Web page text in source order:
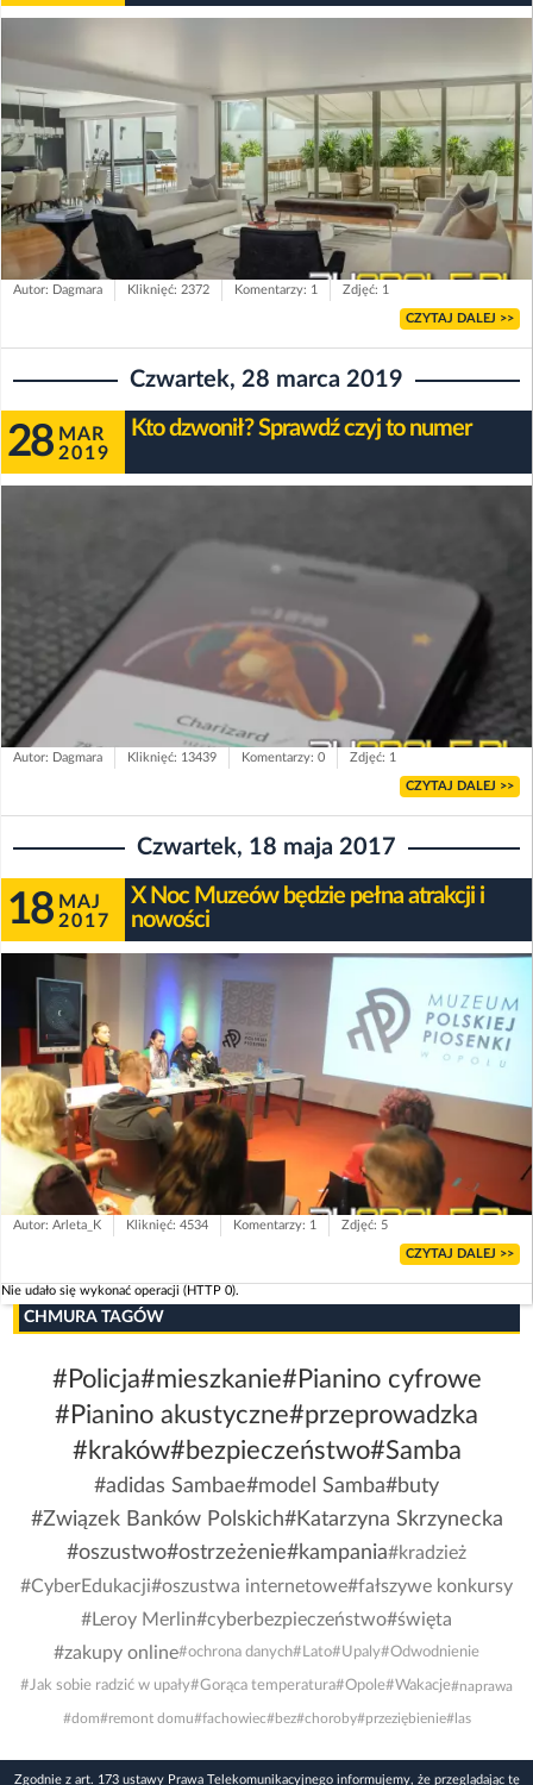
Autor: Dagmara Kliknięć: 2372 Komentarzy: 1 Zdjęć: 1
CZYTAJ DALEJ >>
Czwartek, 28 marca 2019
28 MAR
2019
Kto dzwonił? Sprawdź czyj to numer
Autor: Dagmara Kliknięć: 13439 Komentarzy: 0 Zdjęć: 1
CZYTAJ DALEJ >>
Czwartek, 18 maja 2017
18 MAJ
2017
X Noc Muzeów będzie pełna atrakcji i
nowości
Autor: Arleta_K Kliknięć: 4534 Komentarzy: 1 Zdjęć: 5
CZYTAJ DALEJ >>
Nie udało się wykonać operacji (HTTP 0).
CHMURA TAGÓW
#Policja#mieszkanie#Pianino cyfrowe
#Pianino akustyczne#przeprowadzka
#kraków#bezpieczeństwo#Samba
#adidas Sambae#model Samba#buty
#Związek Banków Polskich#Katarzyna Skrzynecka
#oszustwo#ostrzeżenie#kampania#kradzież
#CyberEdukacji#oszustwa internetowe#fałszywe konkursy
#Leroy Merlin#cyberbezpieczeństwo#święta
#zakupy online#ochrona danych#Lato#Upaly#Odwodnienie
#Jak sobie radzić w upały#Gorąca temperatura#Opole#Wakacje#naprawa
#dom#remont domu#fachowiec#bez#choroby#przeziębienie#las
Zgodnie z art. 173 ustawy Prawa Telekomunikacyjnego informujemy, że przeglądając tę